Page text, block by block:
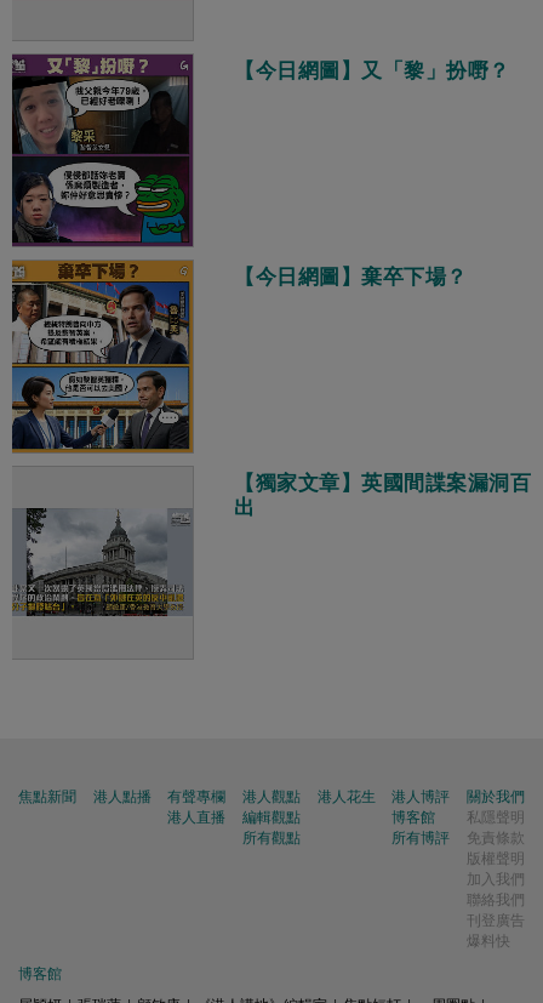
【今日網圖】又「黎」扮嘢？
【今日網圖】棄卒下場？
【獨家文章】英國間諜案漏洞百
出
焦點新聞 港人點播
有聲專欄
港人直播
港人觀點
編輯觀點
所有觀點
港人花生
港人博評
博客館
所有博評
關於我們
私隱聲明
免責條款
版權聲明
加入我們
聯絡我們
刊登廣告
爆料快
博客館